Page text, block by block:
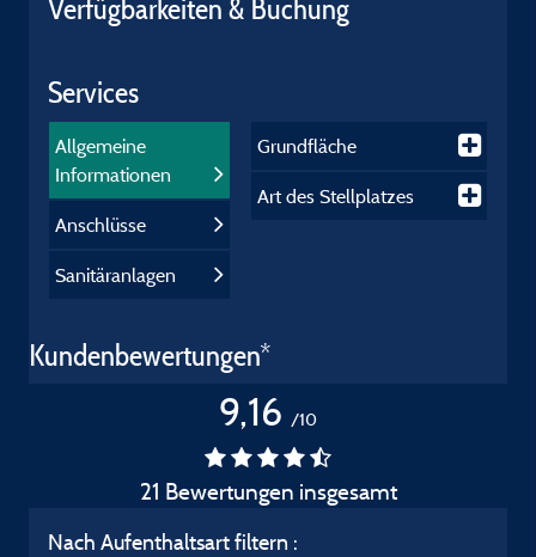
Verfügbarkeiten & Buchung
Services
Allgemeine
Informationen
Anschlüsse
Sanitäranlagen
Grundfläche
Art des Stellplatzes
Kundenbewertungen*
9,16 /10
21 Bewertungen insgesamt
Nach Aufenthaltsart filtern :